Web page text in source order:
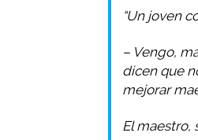
“Un joven
– Vengo,
dicen que
mejorar
El maestro,